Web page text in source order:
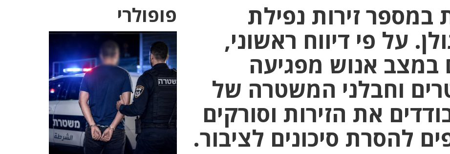
זירות נפילת
על פי דיווח ראשוני,
במצב אנוש מפגיעה
וחבלני המשטרה של
את הזירות וסורקים
להסרת סיכונים לציבור.
פופולרי